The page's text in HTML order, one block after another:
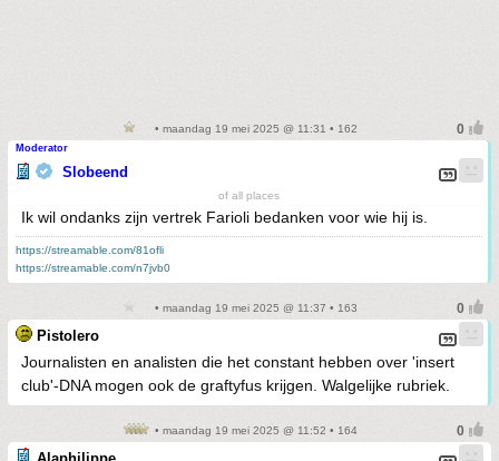
• maandag 19 mei 2025 @ 11:31 • 162
Moderator
Slobeend
of all places
Ik wil ondanks zijn vertrek Farioli bedanken voor wie hij is.
https://streamable.com/81ofli
https://streamable.com/n7jvb0
• maandag 19 mei 2025 @ 11:37 • 163
Pistolero
Journalisten en analisten die het constant hebben over 'insert
club'-DNA mogen ook de graftyfus krijgen. Walgelijke rubriek.
• maandag 19 mei 2025 @ 11:52 • 164